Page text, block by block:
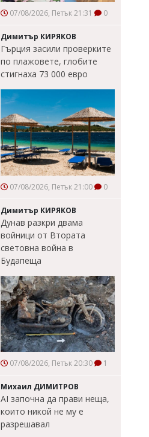
07/08/2026, Петък 21:31 0
Димитър КИРЯКОВ
Гърция засили проверките
по плажовете, глобите
стигнаха 73 000 евро
07/08/2026, Петък 21:00 0
Димитър КИРЯКОВ
Дунав разкри двама
войници от Втората
световна война в
Будапеща
07/08/2026, Петък 20:30 1
Михаил ДИМИТРОВ
AI започна да прави неща,
които никой не му е
разрешавал